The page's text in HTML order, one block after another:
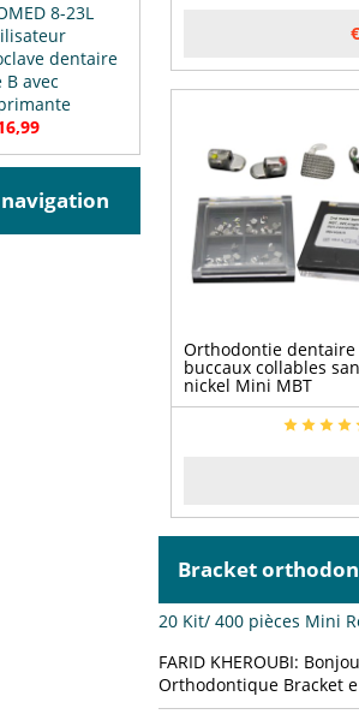
8-23L
dentaire
B avec
Orthodontie dentaire
buccaux collables
nickel Mini MBT
Emplacement 022
Bracket
20 Kit/ 400 pièces Mini
FARID KHEROUBI:
Orthodontique Bracket